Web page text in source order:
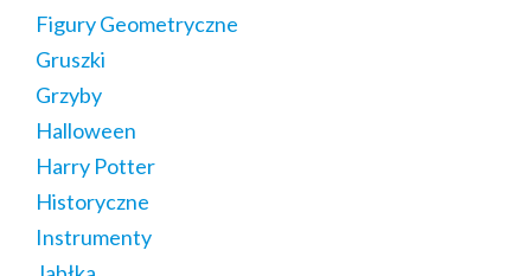
Figury Geometryczne
Gruszki
Grzyby
Halloween
Harry Potter
Historyczne
Instrumenty